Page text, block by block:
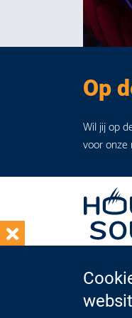
Op
Wil jij op
voor onze